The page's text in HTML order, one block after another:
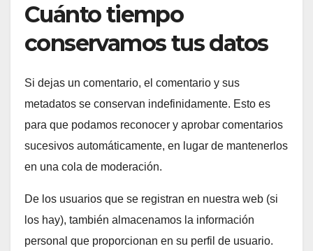
Cuánto tiempo
conservamos tus datos
Si dejas un comentario, el comentario y sus
metadatos se conservan indefinidamente. Esto es
para que podamos reconocer y aprobar comentarios
sucesivos automáticamente, en lugar de mantenerlos
en una cola de moderación.
De los usuarios que se registran en nuestra web (si
los hay), también almacenamos la información
personal que proporcionan en su perfil de usuario.